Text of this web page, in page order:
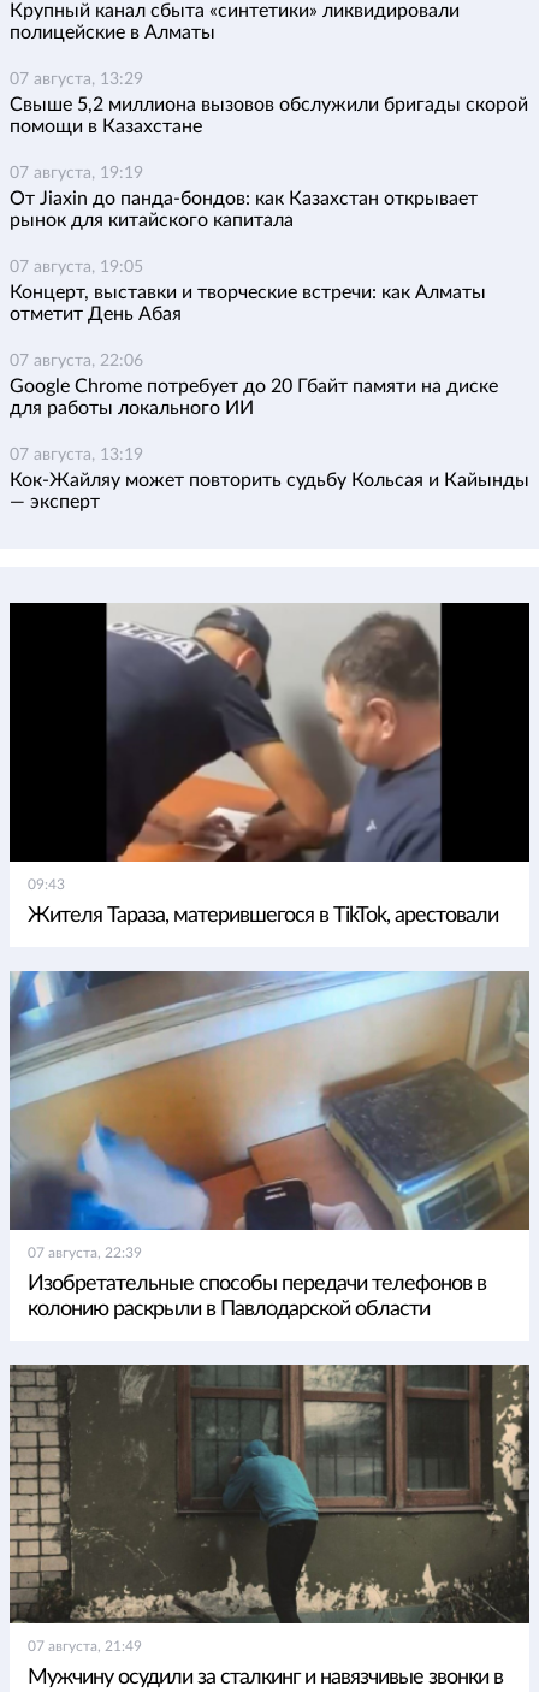
Крупный канал сбыта «синтетики» ликвидировали
полицейские в Алматы
07 августа, 13:29
Свыше 5,2 миллиона вызовов обслужили бригады скорой
помощи в Казахстане
07 августа, 19:19
От Jiaxin до панда-бондов: как Казахстан открывает
рынок для китайского капитала
07 августа, 19:05
Концерт, выставки и творческие встречи: как Алматы
отметит День Абая
07 августа, 22:06
Google Chrome потребует до 20 Гбайт памяти на диске
для работы локального ИИ
07 августа, 13:19
Кок-Жайляу может повторить судьбу Кольсая и Кайынды
— эксперт
09:43
Жителя Тараза, матерившегося в TikTok, арестовали
07 августа, 22:39
Изобретательные способы передачи телефонов в
колонию раскрыли в Павлодарской области
07 августа, 21:49
Мужчину осудили за сталкинг и навязчивые звонки в